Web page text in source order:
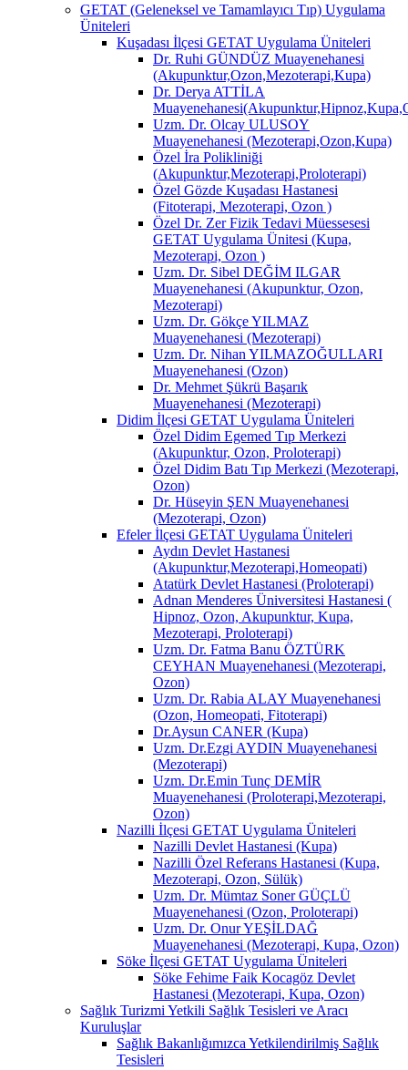
GETAT (Geleneksel ve Tamamlayıcı Tıp) Uygulama
Üniteleri
Kuşadası İlçesi GETAT Uygulama Üniteleri
Dr. Ruhi GÜNDÜZ Muayenehanesi
(Akupunktur,Ozon,Mezoterapi,Kupa)
Dr. Derya ATTİLA
Uzm. Dr. Olcay ULUSOY
Muayenehanesi (Mezoterapi,Ozon,Kupa)
Özel İra Polikliniği
(Akupunktur,Mezoterapi,Proloterapi)
Özel Gözde Kuşadası Hastanesi
(Fitoterapi, Mezoterapi, Ozon )
Özel Dr. Zer Fizik Tedavi Müessesesi
GETAT Uygulama Ünitesi (Kupa,
Mezoterapi, Ozon )
Uzm. Dr. Sibel DEĞİM ILGAR
Muayenehanesi (Akupunktur, Ozon,
Mezoterapi)
Uzm. Dr. Gökçe YILMAZ
Muayenehanesi (Mezoterapi)
Uzm. Dr. Nihan YILMAZOĞULLARI
Muayenehanesi (Ozon)
Dr. Mehmet Şükrü Başarık
Muayenehanesi (Mezoterapi)
Didim İlçesi GETAT Uygulama Üniteleri
Özel Didim Egemed Tıp Merkezi
(Akupunktur, Ozon, Proloterapi)
Özel Didim Batı Tıp Merkezi (Mezoterapi,
Ozon)
Dr. Hüseyin ŞEN Muayenehanesi
(Mezoterapi, Ozon)
Efeler İlçesi GETAT Uygulama Üniteleri
Aydın Devlet Hastanesi
(Akupunktur,Mezoterapi,Homeopati)
Atatürk Devlet Hastanesi (Proloterapi)
Adnan Menderes Üniversitesi Hastanesi (
Hipnoz, Ozon, Akupunktur, Kupa,
Mezoterapi, Proloterapi)
Uzm. Dr. Fatma Banu ÖZTÜRK
CEYHAN Muayenehanesi (Mezoterapi,
Ozon)
Uzm. Dr. Rabia ALAY Muayenehanesi
(Ozon, Homeopati, Fitoterapi)
Dr.Aysun CANER (Kupa)
Uzm. Dr.Ezgi AYDIN Muayenehanesi
(Mezoterapi)
Uzm. Dr.Emin Tunç DEMİR
Muayenehanesi (Proloterapi,Mezoterapi,
Ozon)
Nazilli İlçesi GETAT Uygulama Üniteleri
Nazilli Devlet Hastanesi (Kupa)
Nazilli Özel Referans Hastanesi (Kupa,
Mezoterapi, Ozon, Sülük)
Uzm. Dr. Mümtaz Soner GÜÇLÜ
Muayenehanesi (Ozon, Proloterapi)
Uzm. Dr. Onur YEŞİLDAĞ
Muayenehanesi (Mezoterapi, Kupa, Ozon)
Söke İlçesi GETAT Uygulama Üniteleri
Söke Fehime Faik Kocagöz Devlet
Hastanesi (Mezoterapi, Kupa, Ozon)
Sağlık Turizmi Yetkili Sağlık Tesisleri ve Aracı
Kuruluşlar
Sağlık Bakanlığımızca Yetkilendirilmiş Sağlık
Tesisleri